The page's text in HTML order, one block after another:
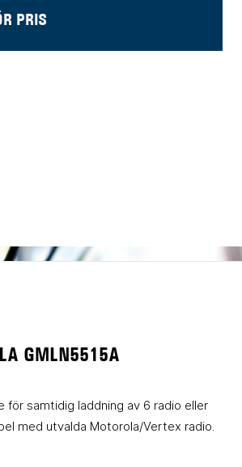
PRIS
GMLN5515A
för samtidig laddning av 6 radio eller
med utvalda Motorola/Vertex radio.